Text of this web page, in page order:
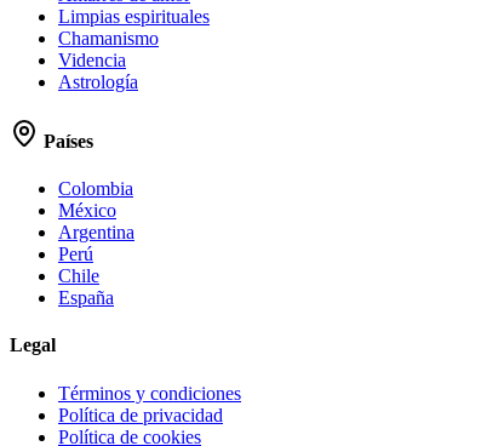
Limpias espirituales
Chamanismo
Videncia
Astrología
Países
Colombia
México
Argentina
Perú
Chile
España
Legal
Términos y condiciones
Política de privacidad
Política de cookies